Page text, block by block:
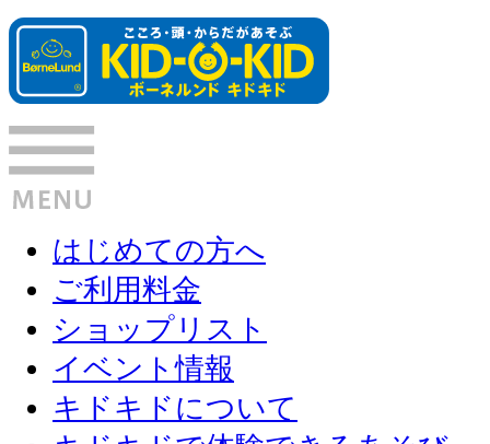
はじめての方へ
ご利用料金
ショップリスト
イベント情報
キドキドについて